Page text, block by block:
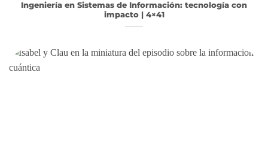
Ingeniería en Sistemas de Información: tecnología con
impacto | 4×41